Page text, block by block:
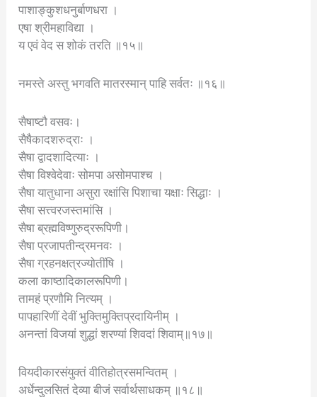
पाशाङ्कुशधनुर्बाणधरा ।
एषा श्रीमहाविद्या ।
य एवं वेद स शोकं तरति ॥१५॥
नमस्ते अस्तु भगवति मातरस्मान् पाहि सर्वतः ॥१६॥
सैषाष्टौ वसवः।
सैषैकादशरुद्राः ।
सैषा द्वादशादित्याः ।
सैषा विश्वेदेवाः सोमपा असोमपाश्च ।
सैषा यातुधाना असुरा रक्षांसि पिशाचा यक्षाः सिद्धाः ।
सैषा सत्त्वरजस्तमांसि ।
सैषा ब्रह्मविष्णुरुद्ररूपिणी।
सैषा प्रजापतीन्द्रमनवः ।
सैषा ग्रहनक्षत्रज्योतींषि ।
कला काष्ठादिकालरूपिणी।
तामहं प्रणौमि नित्यम् ।
पापहारिणीं देवीं भुक्तिमुक्तिप्रदायिनीम् ।
अनन्तां विजयां शुद्धां शरण्यां शिवदां शिवाम्॥१७॥
वियदीकारसंयुक्तं वीतिहोत्रसमन्वितम् ।
अर्धेन्दुलसितं देव्या बीजं सर्वार्थसाधकम् ॥१८॥